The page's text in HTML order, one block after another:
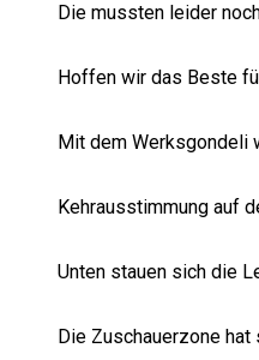
Die mussten leider
Hoffen wir das Beste
Mit dem Werksgondeli
Kehrausstimmung auf
Unten stauen sich die
Die Zuschauerzone